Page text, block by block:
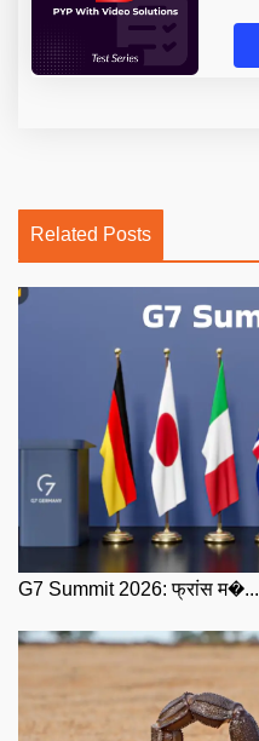
Related Posts
G7 Summit 2026: फ्रांस म�...